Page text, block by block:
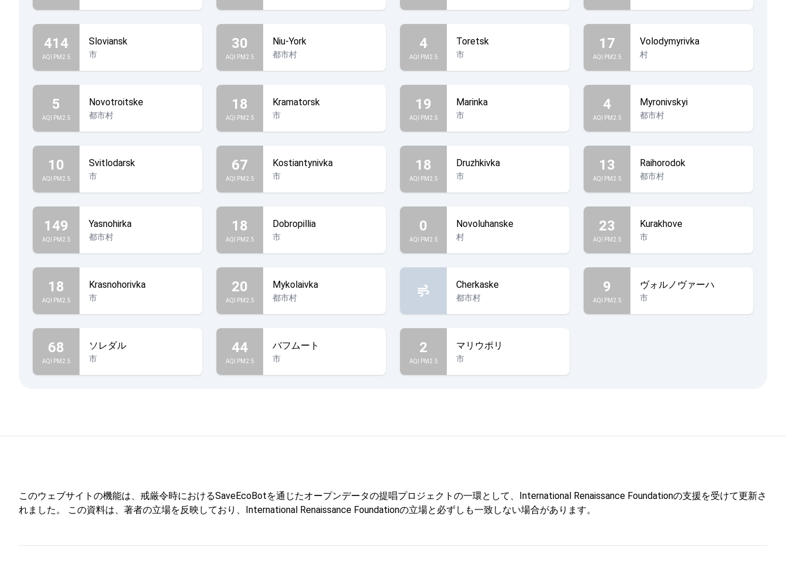
414
AQI PM2.5
Sloviansk
市
30
AQI PM2.5
Niu-York
都市村
4
AQI PM2.5
Toretsk
市
17
AQI PM2.5
Volodymyrivka
村
5
AQI PM2.5
Novotroitske
都市村
18
AQI PM2.5
Kramatorsk
市
19
AQI PM2.5
Marinka
市
4
AQI PM2.5
Myronivskyi
都市村
10
AQI PM2.5
Svitlodarsk
市
67
AQI PM2.5
Kostiantynivka
市
18
AQI PM2.5
Druzhkivka
市
13
AQI PM2.5
Raihorodok
都市村
149
AQI PM2.5
Yasnohirka
都市村
18
AQI PM2.5
Dobropillia
市
0
AQI PM2.5
Novoluhanske
村
23
AQI PM2.5
Kurakhove
市
18
AQI PM2.5
Krasnohorivka
市
20
AQI PM2.5
Mykolaivka
都市村
Cherkaske
都市村
9
AQI PM2.5
ヴォルノヴァーハ
市
68
AQI PM2.5
ソレダル
市
44
AQI PM2.5
バフムート
市
2
AQI PM2.5
マリウポリ
市
このウェブサイトの機能は、戒厳令時におけるSaveEcoBotを通じたオープンデータの提唱プロジェクトの一環として、International Renaissance Foundationの支援を受けて更新さ
れました。 この資料は、著者の立場を反映しており、International Renaissance Foundationの立場と必ずしも一致しない場合があります。